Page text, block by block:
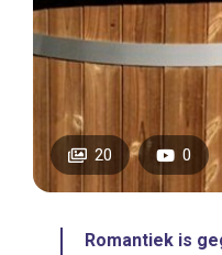
20 0
Romantiek is